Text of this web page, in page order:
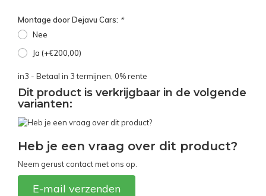
Montage door Dejavu Cars: *
Nee
Ja (+€200,00)
in3 - Betaal in 3 termijnen, 0% rente
Dit product is verkrijgbaar in de volgende
varianten:
Heb je een vraag over dit product?
Neem gerust contact met ons op.
E-mail verzenden